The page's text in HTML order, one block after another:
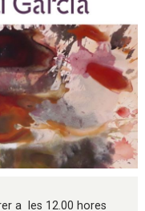
a les 12.00 hores